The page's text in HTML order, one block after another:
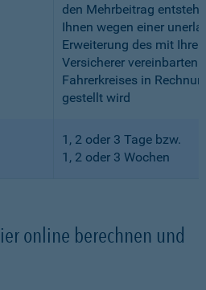
den Mehrbeitrag
Ihnen wegen einer
Erweiterung des mit
Versicherer vereinbarten
Fahrerkreises in
gestellt wird
1, 2 oder 3 Tage bzw.
1, 2 oder 3 Wochen
online berechnen und